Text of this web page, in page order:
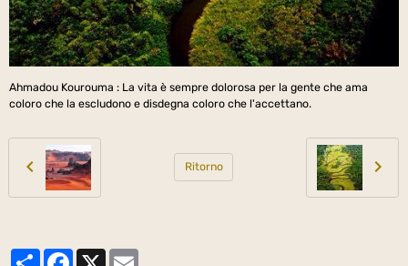
Ahmadou Kourouma : La vita è sempre dolorosa per la gente che ama
coloro che la escludono e disdegna coloro che l'accettano.
Ritorno
PartagerFacebook
X